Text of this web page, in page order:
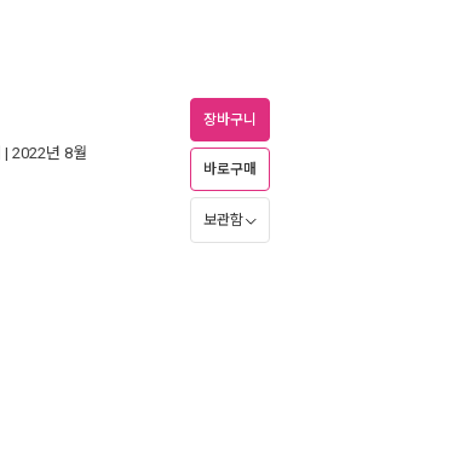
| 2022년 8월
장바구니
바로구매
보관함